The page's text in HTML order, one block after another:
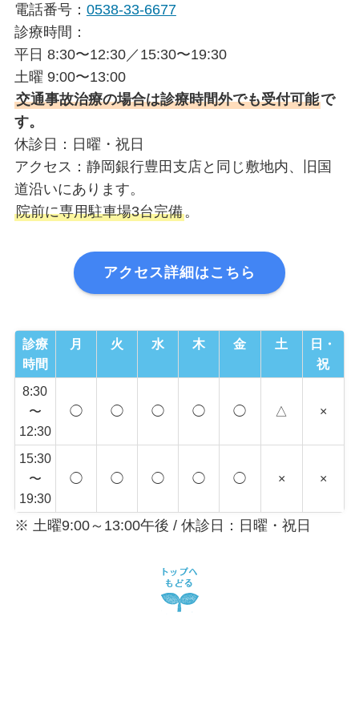
電話番号： 0538-33-6677
診療時間：
平日 8:30〜12:30／15:30〜19:30
土曜 9:00〜13:00
交通事故治療の場合は診療時間外でも受付可能で
す。
休診日：日曜・祝日
アクセス：静岡銀行豊田支店と同じ敷地内、旧国
道沿いにあります。
院前に専用駐車場3台完備。
アクセス詳細はこちら
診療
時間
月 火 水 木 金 土
日・
祝
8:30
〜
12:30
◯ ◯ ◯ ◯ ◯ △ ×
15:30
〜
19:30
◯ ◯ ◯ ◯ ◯ × ×
※ 土曜9:00～13:00午後 / 休診日：日曜・祝日